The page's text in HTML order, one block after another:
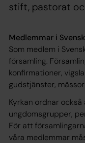
stift, pastorat
Medlemmar i
Som medlem i
församling.
konfirmationer,
gudstjänster,
Kyrkan ordnar
ungdomsgrupper,
För att
våra medlemmar